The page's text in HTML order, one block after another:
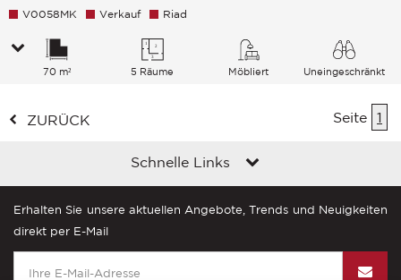
V0058MK Verkauf Riad
70 m² 5 Räume Möbliert Uneingeschränkt
ZURÜCK Seite 1
Schnelle Links
Erhalten Sie unsere aktuellen Angebote, Trends und Neuigkeiten
direkt per E-Mail